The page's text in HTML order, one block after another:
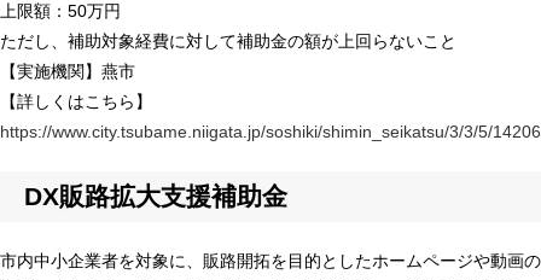
上限額：50万円
ただし、補助対象経費に対して補助金の額が上回らないこと
【実施機関】燕市
【詳しくはこちら】
https://www.city.tsubame.niigata.jp/soshiki/shimin_seikatsu/3/3/5/
DX販路拡大支援補助金
市内中小企業者を対象に、販路開拓を目的としたホームページや動画の